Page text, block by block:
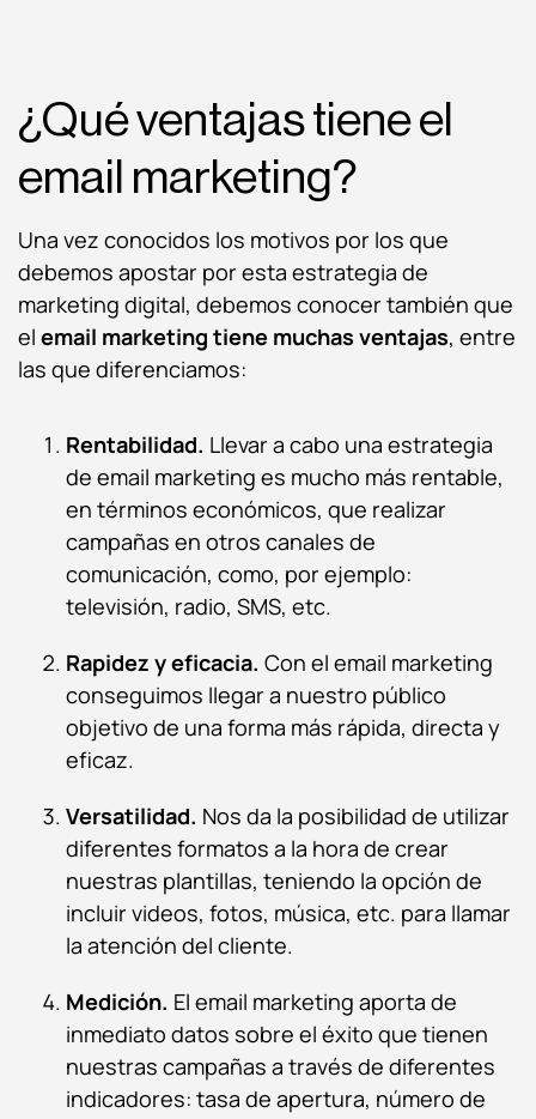
¿Qué ventajas tiene el
email marketing?
Una vez conocidos los motivos por los que
debemos apostar por esta estrategia de
marketing digital, debemos conocer también que
el email marketing tiene muchas ventajas, entre
las que diferenciamos:
Rentabilidad. Llevar a cabo una estrategia
de email marketing es mucho más rentable,
en términos económicos, que realizar
campañas en otros canales de
comunicación, como, por ejemplo:
televisión, radio, SMS, etc.
Rapidez y eficacia. Con el email marketing
conseguimos llegar a nuestro público
objetivo de una forma más rápida, directa y
eficaz.
Versatilidad. Nos da la posibilidad de utilizar
diferentes formatos a la hora de crear
nuestras plantillas, teniendo la opción de
incluir videos, fotos, música, etc. para llamar
la atención del cliente.
Medición. El email marketing aporta de
inmediato datos sobre el éxito que tienen
nuestras campañas a través de diferentes
indicadores: tasa de apertura, número de